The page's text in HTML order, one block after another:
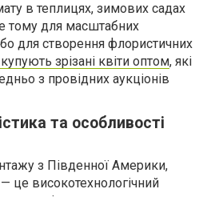
в теплицях, зимових садах
тому для масштабних
для створення флористичних
зрізані квіти оптом, які
з провідних аукціонів
та особливості
з Південної Америки,
це високотехнологічний